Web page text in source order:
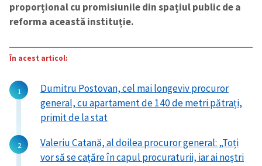
proporțional cu promisiunile din spațiul public de a
reforma această instituție.
În acest articol:
Dumitru Postovan, cel mai longeviv procuror
general, cu apartament de 140 de metri pătrați,
primit de la stat
Valeriu Catană, al doilea procuror general: „Toți
vor să se cațăre în capul procuraturii, iar ai noștri